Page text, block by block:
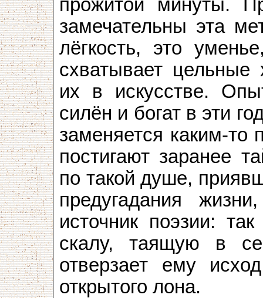
прожитой минуты.
замечательны эта
лёгкость, это
схватывает цельные
их в искусстве.
силён и богат в эти
заменяется каким-то
постигают заранее
по такой душе,
предугадания
источник поэзии:
скалу, таящую в
отверзает ему
открытого лона.